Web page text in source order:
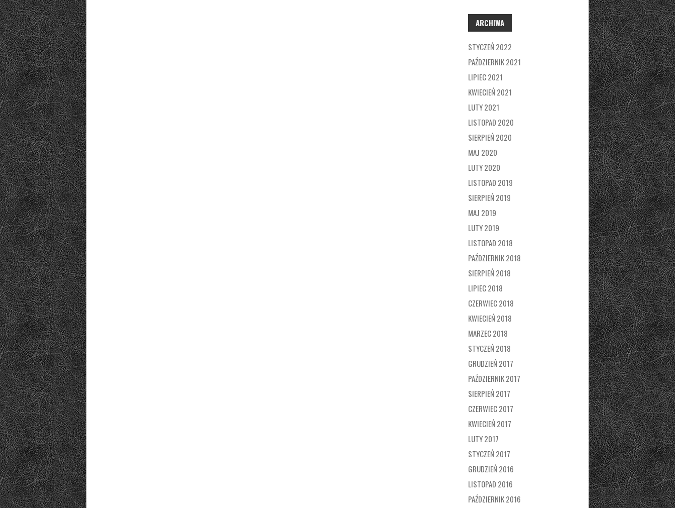
ARCHIWA
STYCZEŃ 2022
PAŹDZIERNIK 2021
LIPIEC 2021
KWIECIEŃ 2021
LUTY 2021
LISTOPAD 2020
SIERPIEŃ 2020
MAJ 2020
LUTY 2020
LISTOPAD 2019
SIERPIEŃ 2019
MAJ 2019
LUTY 2019
LISTOPAD 2018
PAŹDZIERNIK 2018
SIERPIEŃ 2018
LIPIEC 2018
CZERWIEC 2018
KWIECIEŃ 2018
MARZEC 2018
STYCZEŃ 2018
GRUDZIEŃ 2017
PAŹDZIERNIK 2017
SIERPIEŃ 2017
CZERWIEC 2017
KWIECIEŃ 2017
LUTY 2017
STYCZEŃ 2017
GRUDZIEŃ 2016
LISTOPAD 2016
PAŹDZIERNIK 2016